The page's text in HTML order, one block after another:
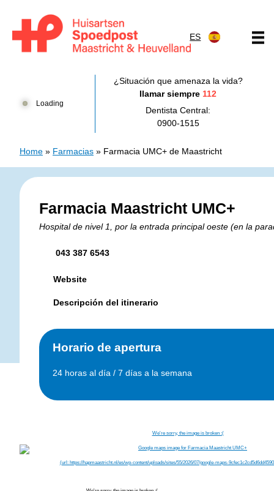
ES
Loading
¿Situación que amenaza la vida?
Ilamar siempre 112
Dentista Central:
0900-1515
Home » Farmacias » Farmacia UMC+ de Maastricht
Farmacia Maastricht UMC+
Hospital de nivel 1, por la entrada principal oeste (en la
Dirección de Farmacia Maastricht UMC+
Código postal de Farmacia Maastricht UMC+
Número de teléfono de Farmacia Maastricht UMC+
043 387 6543
Sitio web de Farmacia Maastricht UMC+
Website
Descripción del itinerario
Horario de apertura
24 horas al día / 7 días a la semana